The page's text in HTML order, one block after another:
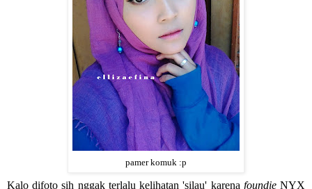
pamer komuk :p
Kalo difoto sih nggak terlalu kelihatan 'silau' karena foundieNYX